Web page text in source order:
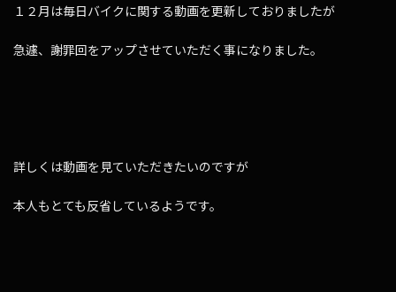
１２月は毎日バイクに関する動画を更新しておりましたが
急遽、謝罪回をアップさせていただく事になりました。
詳しくは動画を見ていただきたいのですが
本人もとても反省しているようです。